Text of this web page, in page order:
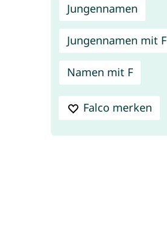
Jungennamen
Jungennamen mit F
Namen mit F
Falco merken